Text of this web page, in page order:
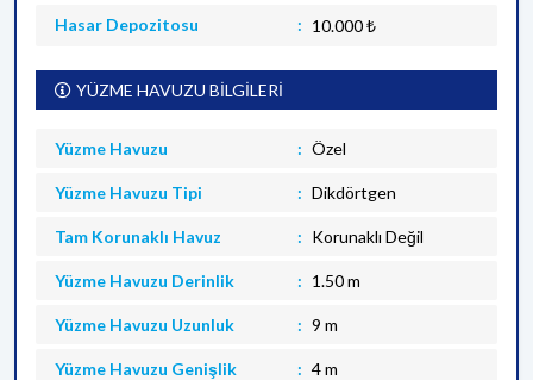
Hasar Depozitosu 10.000 ₺
YÜZME HAVUZU BİLGİLERİ
Yüzme Havuzu Özel
Yüzme Havuzu Tipi Dikdörtgen
Tam Korunaklı Havuz Korunaklı Değil
Yüzme Havuzu Derinlik 1.50 m
Yüzme Havuzu Uzunluk 9 m
Yüzme Havuzu Genişlik 4 m